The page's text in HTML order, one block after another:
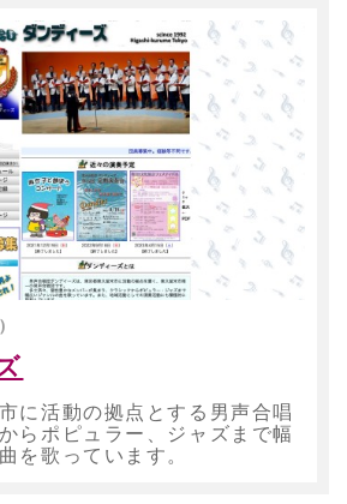
に活動の拠点とする男声合唱
らポピュラー、ジャズまで幅
を歌っています。